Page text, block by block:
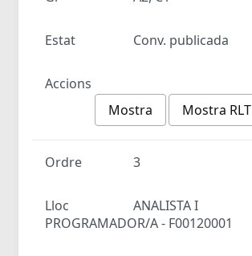
Estat Conv. publicada
Accions
Mostra
Mostra RLT
Ordre 3
Lloc
ANALISTA I
PROGRAMADOR/A - F00120001